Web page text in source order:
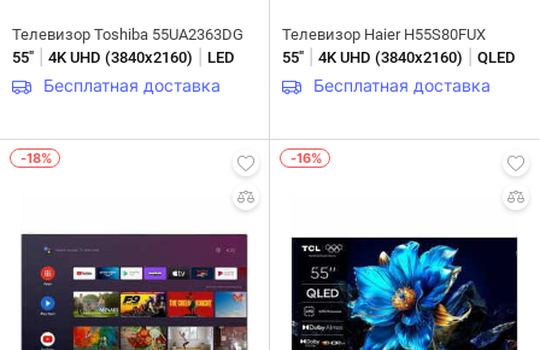
Телевизор Toshiba 55UA2363DG
55"
4K UHD (3840х2160) LED
Бесплатная доставка
Телевизор Haier H55S80FUX
55"
4K UHD (3840х2160) QLED
Бесплатная доставка
-18% -16%